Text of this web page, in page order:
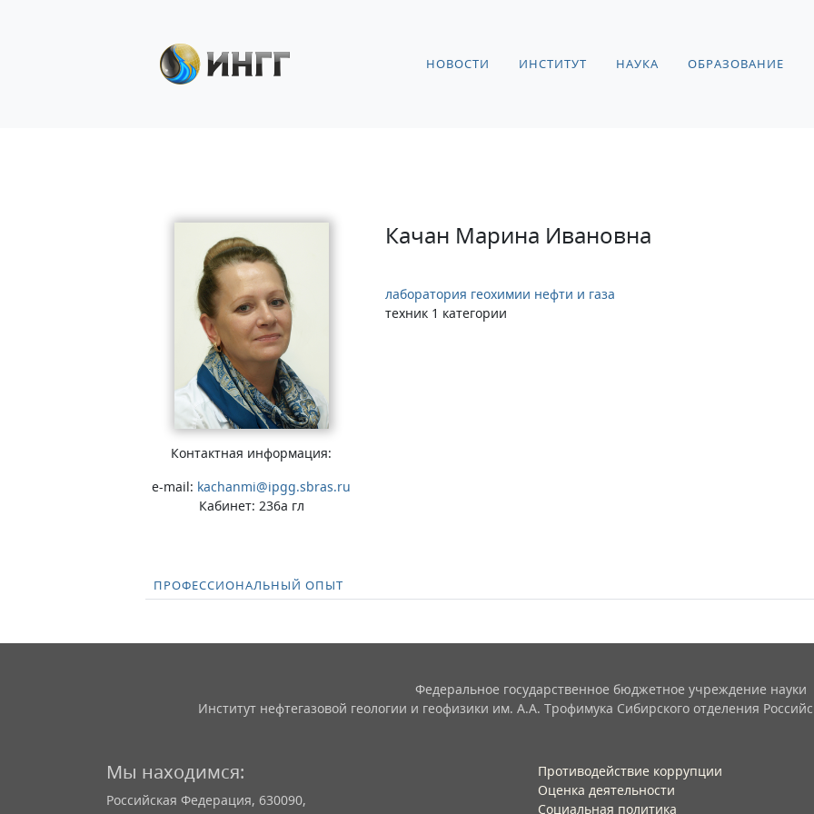
НОВОСТИ ИНСТИТУТ НАУКА ОБРАЗОВАНИЕ
Контактная информация:
e-mail: kachanmi@ipgg.sbras.ru
Кабинет: 236а гл
Качан Марина Ивановна
лаборатория геохимии нефти и газа
техник 1 категории
ПРОФЕССИОНАЛЬНЫЙ ОПЫТ
Федеральное государственное бюджетное учреждение науки
Институт нефтегазовой геологии и геофизики им. А.А. Трофимука Сибирского отделения
Мы находимся:
Российская Федерация, 630090,
Противодействие коррупции
Оценка деятельности
Социальная политика